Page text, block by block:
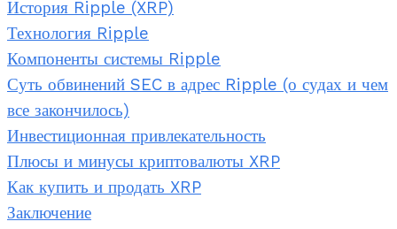
История Ripple (XRP)
Технология Ripple
Компоненты системы Ripple
Суть обвинений SEC в адрес Ripple (о судах и чем
все закончилось)
Инвестиционная привлекательность
Плюсы и минусы криптовалюты XRP
Как купить и продать XRP
Заключение